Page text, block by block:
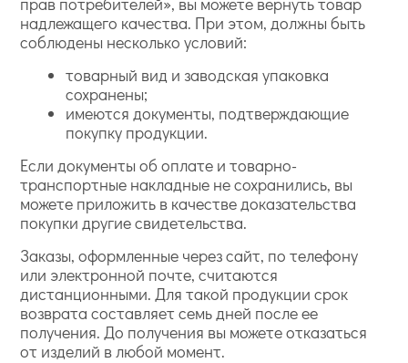
надлежащего качества. При этом, должны быть
соблюдены несколько условий:
товарный вид и заводская упаковка
сохранены;
имеются документы, подтверждающие
покупку продукции.
Если документы об оплате и товарно-
транспортные накладные не сохранились, вы
можете приложить в качестве доказательства
покупки другие свидетельства.
Заказы, оформленные через сайт, по телефону
или электронной почте, считаются
дистанционными. Для такой продукции срок
возврата составляет семь дней после ее
получения. До получения вы можете отказаться
от изделий в любой момент.